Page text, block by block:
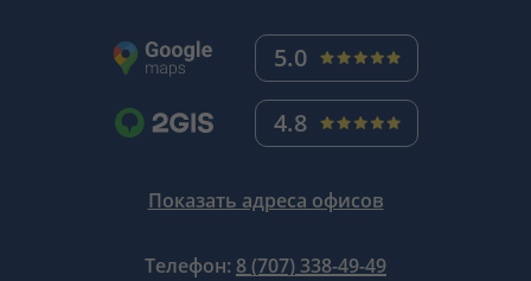
5.0
4.8
Показать адреса офисов
Телефон: 8 (707) 338-49-49